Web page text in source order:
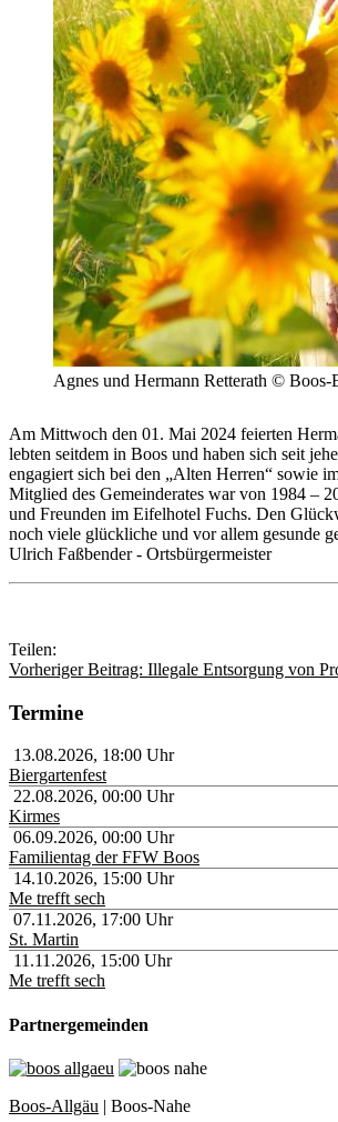
Agnes und Hermann Retterath ©
Am Mittwoch den 01. Mai 2024 feierten
lebten seitdem in Boos und haben sich seit
engagiert sich bei den „Alten Herren“ sowie
Mitglied des Gemeinderates war von 1984 –
und Freunden im Eifelhotel Fuchs. Den
noch viele glückliche und vor allem gesunde
Ulrich Faßbender - Ortsbürgermeister
Teilen:
Vorheriger Beitrag: Illegale Entsorgung von
Termine
13.08.2026, 18:00 Uhr
Biergartenfest
22.08.2026, 00:00 Uhr
Kirmes
06.09.2026, 00:00 Uhr
Familientag der FFW Boos
14.10.2026, 15:00 Uhr
Me trefft sech
07.11.2026, 17:00 Uhr
St. Martin
11.11.2026, 15:00 Uhr
Me trefft sech
Partnergemeinden
Boos-Allgäu | Boos-Nahe